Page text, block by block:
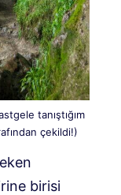
tanıştığım
çekildi!)
birisi